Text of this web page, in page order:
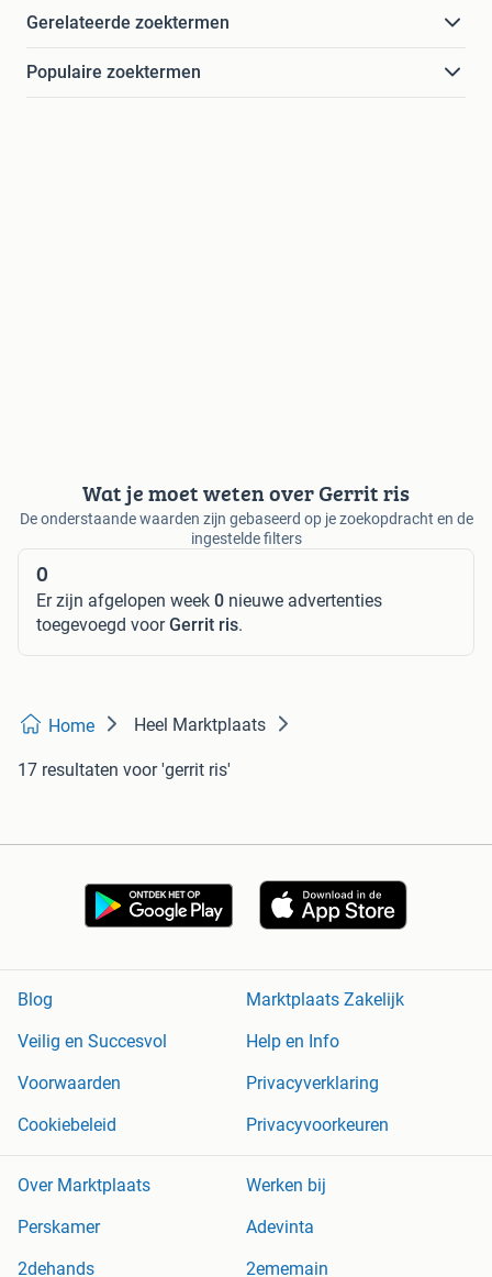
Gerelateerde zoektermen
Populaire zoektermen
Wat je moet weten over Gerrit ris
De onderstaande waarden zijn gebaseerd op je zoekopdracht en de
ingestelde filters
0
Er zijn afgelopen week 0 nieuwe advertenties
toegevoegd voorGerrit ris.
Home Heel Marktplaats
17 resultaten voor 'gerrit ris'
Blog
Marktplaats Zakelijk
Veilig en Succesvol
Help en Info
Voorwaarden
Privacyverklaring
Cookiebeleid
Privacyvoorkeuren
Over Marktplaats
Werken bij
Perskamer
Adevinta
2dehands
2ememain